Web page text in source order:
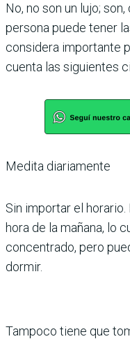
No, no son un lujo;
persona puede tener
considera importante
cuenta las siguientes
Medita diariamente
Sin importar el
hora de la mañana, lo
concentrado, pero
dormir.
Tampoco tiene que